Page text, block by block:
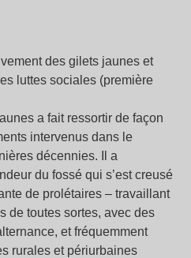
des gilets jaunes et
luttes sociales (première
a fait ressortir de façon
intervenus dans le
décennies. Il a
du fossé qui s’est creusé
de prolétaires – travaillant
de toutes sortes, avec des
et fréquemment
rurales et périurbaines